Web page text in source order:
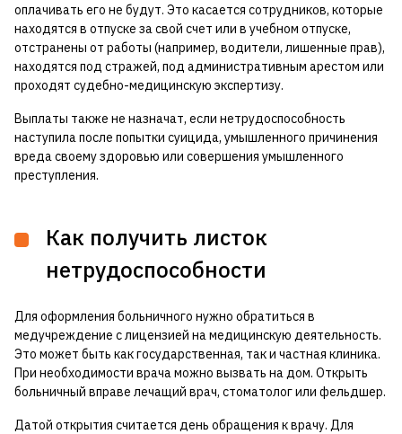
оплачивать его не будут. Это касается сотрудников, которые
находятся в отпуске за свой счет или в учебном отпуске,
отстранены от работы (например, водители, лишенные прав),
находятся под стражей, под административным арестом или
проходят судебно-медицинскую экспертизу.
Выплаты также не назначат, если нетрудоспособность
наступила после попытки суицида, умышленного причинения
вреда своему здоровью или совершения умышленного
преступления.
Как получить листок
нетрудоспособности
Для оформления больничного нужно обратиться в
медучреждение с лицензией на медицинскую деятельность.
Это может быть как государственная, так и частная клиника.
При необходимости врача можно вызвать на дом. Открыть
больничный вправе лечащий врач, стоматолог или фельдшер.
Датой открытия считается день обращения к врачу. Для